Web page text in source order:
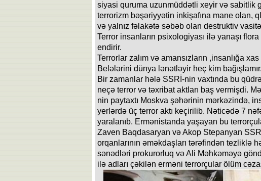
siyasi quruma uzunmüddətli xeyir və sabitlik
terrorizm bəşəriyyətin inkişafına mane olan,
və yalnız fəlakətə səbəb olan destruktiv
Terror insanların psixologiyası ilə yanaşı
endirir.
Terrorlar zalım və amansızların ,insanlığa
Belələrini dünya lənətləyir heç kim bağışlamır.
Bir zamanlar hələ SSRİ-nin vaxtında bu
neçə terror və təxribat aktları baş vermişdi.
nin paytaxtı Moskva şəhərinin mərkəzində,
yerlərdə üç terror aktı keçirilib. Nəticədə 7
yaralanıb. Ermənistanda yaşayan bu
Zaven Baqdasaryan və Akop Stepanyan
orqanlarının əməkdaşları tərəfindən tezliklə
sənədləri prokurorluq və Ali Məhkəməyə
ilə adları çəkilən erməni terrorçular ölüm